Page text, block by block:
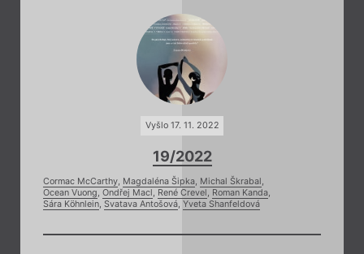
Vyšlo 17. 11. 2022
19/2022
Cormac McCarthy, Magdaléna Šipka, Michal Škrabal ,
Ocean Vuong, Ondřej Macl , René Crevel , Roman Kanda,
Sára Köhnlein, Svatava Antošová, Yveta Shanfeldová